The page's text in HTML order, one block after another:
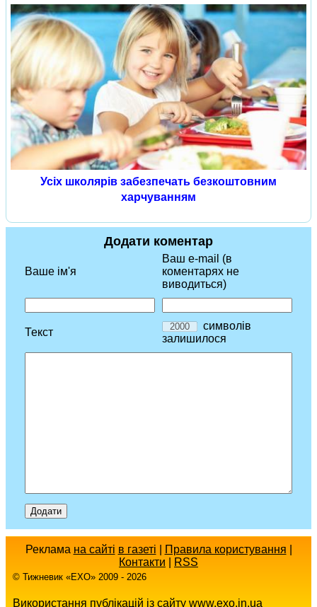
Усіх школярів забезпечать безкоштовним
харчуванням
Додати коментар
Ваше ім'я
Ваш e-mail (в
коментарях не
виводиться)
Текст
символів
залишилося
Реклама на сайті в газеті Правила користування
Контакти
RSS
© Тижневик «EХO» 2009 - 2026
Використання публікацій із сайту www.exo.in.ua